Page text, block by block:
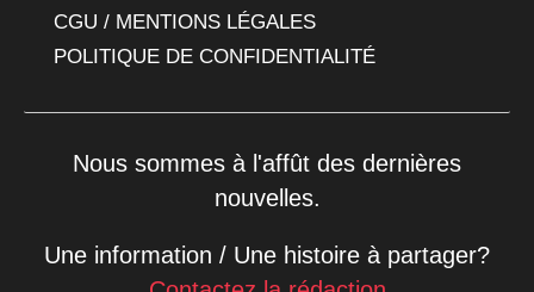
CGU / MENTIONS LÉGALES
POLITIQUE DE CONFIDENTIALITÉ
Nous sommes à l'affût des dernières
nouvelles.
Une information / Une histoire à partager?